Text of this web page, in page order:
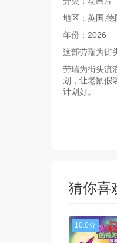
地区：英国,德
年份：2026
这部劳瑞为街
劳瑞为街头流
划，让老鼠假
计划好。
猜你喜
10.0分